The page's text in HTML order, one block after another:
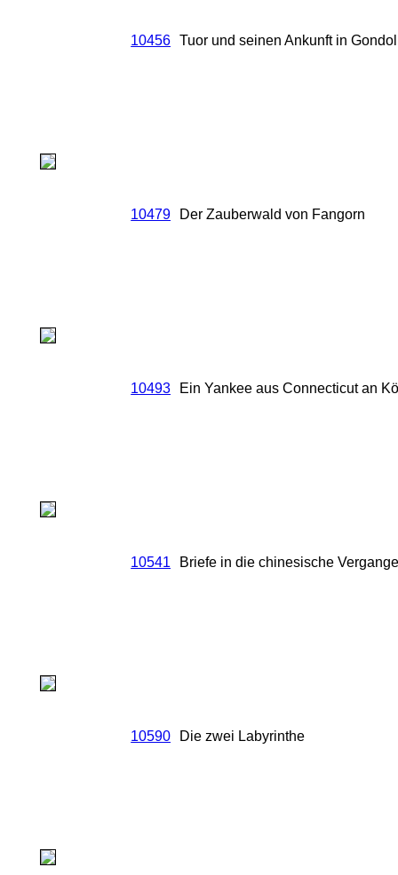
10456 Tuor und seinen Ankunft in
10479 Der Zauberwald von Fangorn
10493 Ein Yankee aus Connecticut an
10541 Briefe in die chinesische
10590 Die zwei Labyrinthe